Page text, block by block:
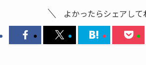
よかったらシェアして